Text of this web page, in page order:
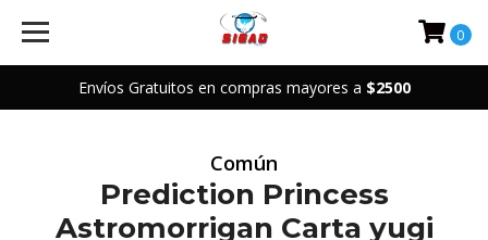
Envíos Gratuitos en compras mayores a $2500
0
Común
Prediction Princess
Astromorrigan Carta yugi